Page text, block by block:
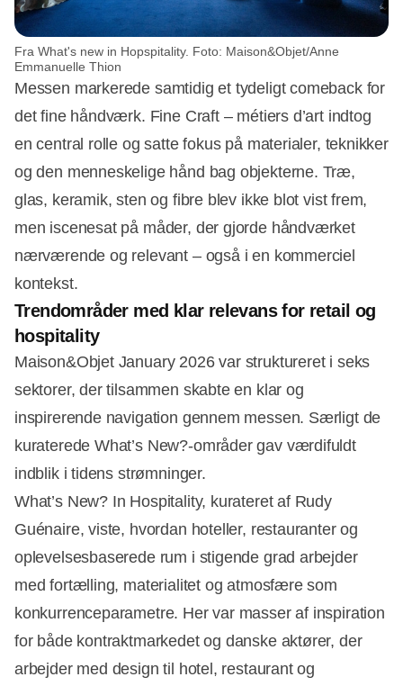
Fra What's new in Hopspitality. Foto: Maison&Objet/Anne
Emmanuelle Thion
Messen markerede samtidig et tydeligt comeback for
det fine håndværk. Fine Craft – métiers d’art indtog
en central rolle og satte fokus på materialer, teknikker
og den menneskelige hånd bag objekterne. Træ,
glas, keramik, sten og fibre blev ikke blot vist frem,
men iscenesat på måder, der gjorde håndværket
nærværende og relevant – også i en kommerciel
kontekst.
Trendområder med klar relevans for retail og
hospitality
Maison&Objet January 2026 var struktureret i seks
sektorer, der tilsammen skabte en klar og
inspirerende navigation gennem messen. Særligt de
kuraterede What’s New?-områder gav værdifuldt
indblik i tidens strømninger.
What’s New? In Hospitality, kurateret af Rudy
Guénaire, viste, hvordan hoteller, restauranter og
oplevelsesbaserede rum i stigende grad arbejder
med fortælling, materialitet og atmosfære som
konkurrenceparametre. Her var masser af inspiration
for både kontraktmarkedet og danske aktører, der
arbejder med design til hotel, restaurant og